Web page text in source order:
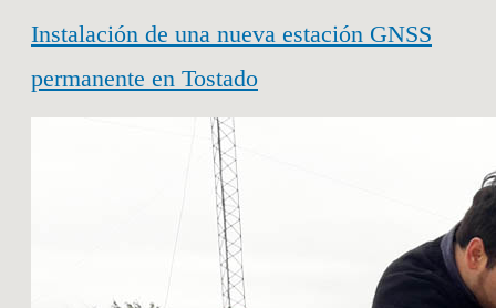
Instalación de una nueva estación GNSS
permanente en Tostado